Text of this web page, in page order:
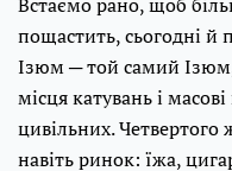
пощастить, сьогодні й
Ізюм ─ той самий Ізюм,
місця катувань і
цивільних.
навіть ринок: їжа,